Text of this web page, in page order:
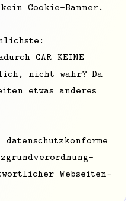
Cookie-Banner.
GAR KEINE
nicht wahr? Da
etwas anderes
Webseiten-